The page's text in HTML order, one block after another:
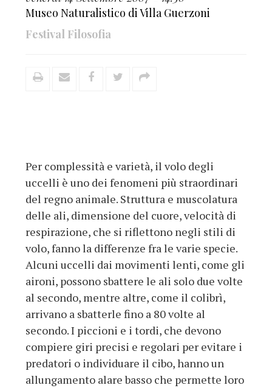
Museo Naturalistico di Villa Guerzoni
Festival Filosofia
Per complessità e varietà, il volo degli
uccelli è uno dei fenomeni più straordinari
del regno animale. Struttura e muscolatura
delle ali, dimensione del cuore, velocità di
respirazione, che si riflettono negli stili di
volo, fanno la differenze fra le varie specie.
Alcuni uccelli dai movimenti lenti, come gli
aironi, possono sbattere le ali solo due volte
al secondo, mentre altre, come il colibrì,
arrivano a sbatterle fino a 80 volte al
secondo. I piccioni e i tordi, che devono
compiere giri precisi e regolari per evitare i
predatori o individuare il cibo, hanno un
allungamento alare basso che permette loro